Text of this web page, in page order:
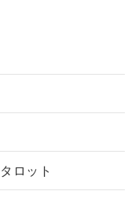
ロット